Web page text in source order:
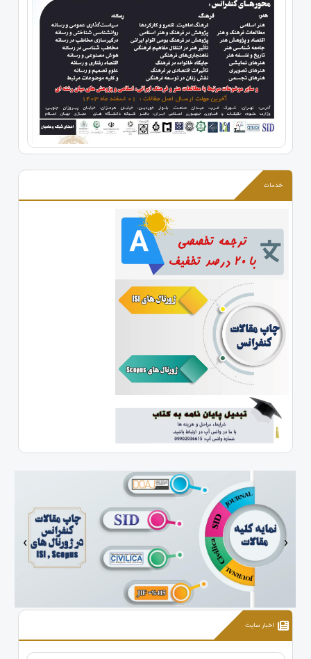
خدمات
‹ ›
اخبار سایت